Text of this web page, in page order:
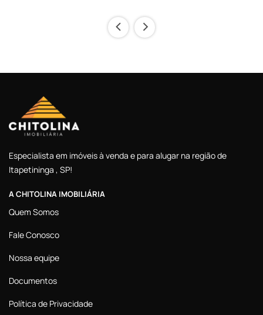
‹ ›
Especialista em imóveis à venda e para alugar na região de
Itapetininga , SP!
A CHITOLINA IMOBILIÁRIA
Quem Somos
Fale Conosco
Nossa equipe
Documentos
Política de Privacidade